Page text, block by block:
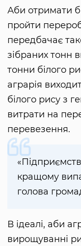
Аби отримати
пройти
передбачає
зібраних тонн
тонни білого
аграрія
білого рису з
витрати на
перевезення.
кращому
голова
В ідеалі, аби
вирощуванні